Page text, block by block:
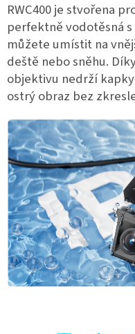
RWC400 je stvořena
perfektně vodotěsná
můžete umístit na
deště nebo sněhu.
objektivu nedrží
ostrý obraz bez